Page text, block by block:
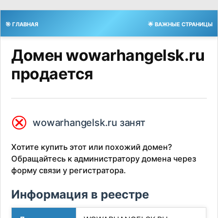
🎯 ГЛАВНАЯ 🌟 ВАЖНЫЕ СТРАНИЦЫ
Домен wowarhangelsk.ru
продается
⮿ wowarhangelsk.ru занят
Хотите купить этот или похожий домен?
Обращайтесь к администратору домена через
форму связи у регистратора.
Информация в реестре